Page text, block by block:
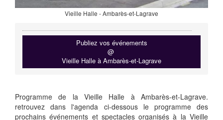
Vieille Halle - Ambarès-et-Lagrave
Publiez vos événements
@
Vieille Halle à Ambarès-et-Lagrave
Programme de la Vieille Halle à Ambarès-et-Lagrave.
retrouvez dans l'agenda ci-dessous le programme des
prochains événements et spectacles organisés à la Vieille